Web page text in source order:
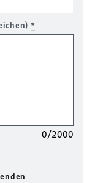
*
0/2000